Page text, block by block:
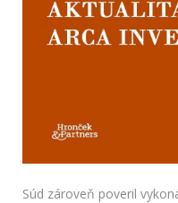
Súd zároveň poveril